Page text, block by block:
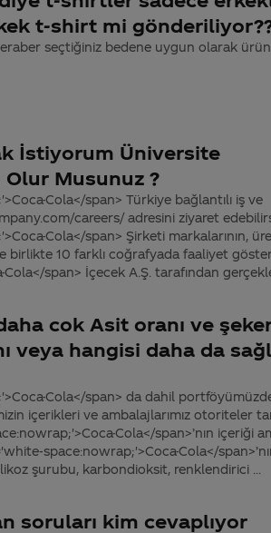
t-shirt mi
seçtiğiniz bedene uygun olarak ürün
İstiyorum Üniversite
Olur Musunuz ?
Cola</span> Türkiye bağlantılı iş ve
careers/ adresini ziyaret
Cola</span> Şirketi markalarının,
birlikte 10 farklı coğrafyada faaliyet
span> İçecek A.Ş. tarafından
cok Asit oranı ve
veya hangisi daha da
Cola</span> da dahil
içerikleri ve ambalajlarımız otoriteler
Cola</span>’nın içeriği
space:nowrap;'>Coca-Cola</
şurubu, karbondioksit, renklendirici ...
soruları kim cevaplıyor